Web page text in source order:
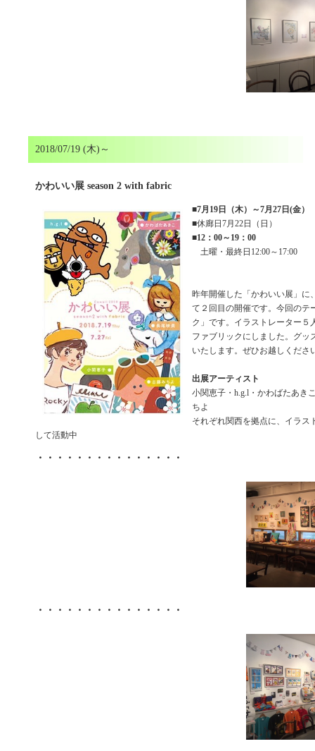
2018/07/19 (木)～
かわいい展 season 2 with fabric
■7月19日（木）～7月27日(金）
■休廊日7月22日（日）
■12：00～19：00
土曜・最終日12:00～17:00
昨年開催した「かわいい展」に
て２回目の開催です。今回のテ
ク」です。イラストレーター５
ファブリックにしました。グッ
いたします。ぜひお越しくださ
出展アーティスト
小関恵子・h.g.l・かわばたあき
ちよ
それぞれ関西を拠点に、イラス
して活動中
・・・・・・・・・・・・・・・
・・・・・・・・・・・・・・・